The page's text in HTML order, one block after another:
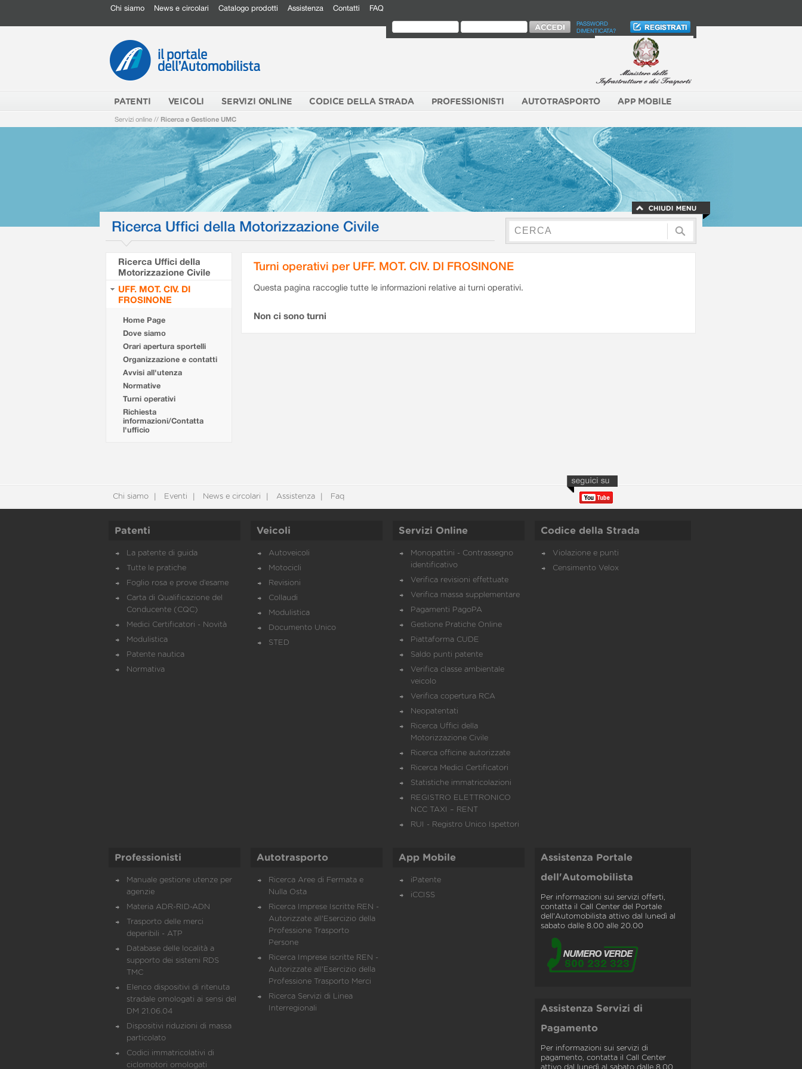
Chi siamo News e circolari Catalogo prodotti Assistenza Contatti FAQ
PASSWORD
DIMENTICATA?
PATENTI VEICOLI SERVIZI ONLINE CODICE DELLA STRADA PROFESSIONISTI AUTOTRASPORTO APP MOBILE
Servizi online // Ricerca e Gestione UMC
Ricerca Uffici della Motorizzazione Civile
Ricerca Uffici della
Motorizzazione Civile
UFF. MOT. CIV. DI
FROSINONE
Home Page
Dove siamo
Orari apertura sportelli
Organizzazione e contatti
Avvisi all'utenza
Normative
Turni operativi
Richiesta
informazioni/Contatta
l'ufficio
Turni operativi per UFF. MOT. CIV. DI FROSINONE
Questa pagina raccoglie tutte le informazioni relative ai turni operativi.
Non ci sono turni
Chi siamo Eventi News e circolari Assistenza Faq
Patenti
La patente di guida
Tutte le pratiche
Foglio rosa e prove d’esame
Carta di Qualificazione del
Conducente (CQC)
Medici Certificatori - Novità
Modulistica
Patente nautica
Normativa
Veicoli
Autoveicoli
Motocicli
Revisioni
Collaudi
Modulistica
Documento Unico
STED
Servizi Online
Monopattini - Contrassegno
identificativo
Verifica revisioni effettuate
Verifica massa supplementare
Pagamenti PagoPA
Gestione Pratiche Online
Piattaforma CUDE
Saldo punti patente
Verifica classe ambientale
veicolo
Verifica copertura RCA
Neopatentati
Ricerca Uffici della
Motorizzazione Civile
Ricerca officine autorizzate
Ricerca Medici Certificatori
Statistiche immatricolazioni
REGISTRO ELETTRONICO
NCC TAXI – RENT
RUI - Registro Unico Ispettori
Codice della Strada
Violazione e punti
Censimento Velox
Professionisti
Manuale gestione utenze per
agenzie
Materia ADR-RID-ADN
Trasporto delle merci
deperibili - ATP
Database delle località a
supporto dei sistemi RDS
TMC
Elenco dispositivi di ritenuta
stradale omologati ai sensi del
DM 21.06.04
Dispositivi riduzioni di massa
particolato
Codici immatricolativi di
ciclomotori omologati
Autotrasporto
Ricerca Aree di Fermata e
Nulla Osta
Ricerca Imprese Iscritte REN -
Autorizzate all'Esercizio della
Professione Trasporto
Persone
Ricerca Imprese iscritte REN -
Autorizzate all'Esercizio della
Professione Trasporto Merci
Ricerca Servizi di Linea
Interregionali
App Mobile
iPatente
iCCISS
Assistenza Portale
dell'Automobilista
Per informazioni sui servizi offerti,
contatta il Call Center del Portale
dell'Automobilista attivo dal lunedì al
sabato dalle 8.00 alle 20.00
Assistenza Servizi di
Pagamento
Per informazioni sui servizi di
pagamento, contatta il Call Center